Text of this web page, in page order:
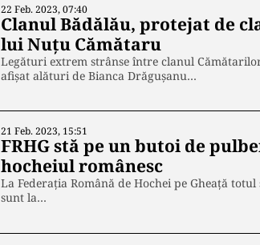
22 Feb. 2023, 07:40
Clanul Bădălău, protejat de
lui Nuțu Cămătaru
Legături extrem strânse între clanul
afișat alături de Bianca Drăgușanu…
21 Feb. 2023, 15:51
FRHG stă pe un butoi de
hocheiul românesc
La Federația Română de Hochei pe Gheață
sunt la…